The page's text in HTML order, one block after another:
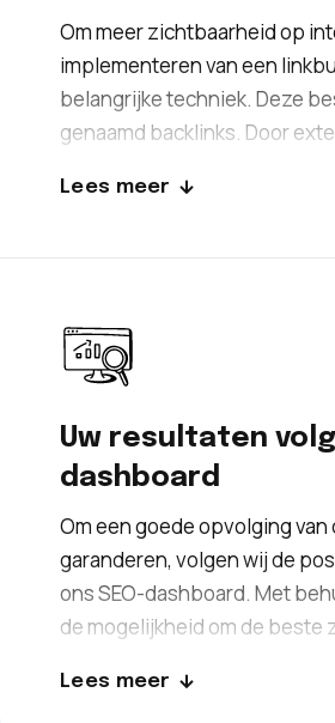
Om meer zichtbaarheid op
implementeren van een
belangrijke techniek. Deze
genaamd backlinks. Door
vergroten. Het is echter wel
Lees meer
Uw resultaten
dashboard
Om een goede opvolging
garanderen, volgen wij de
ons SEO-dashboard. Met
de mogelijkheid om de
Daarnaast helpen deze
Lees meer